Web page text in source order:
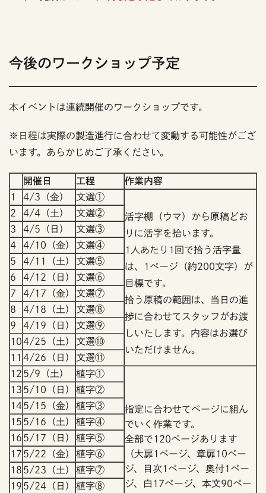
今後のワークショップ予定
本イベントは連続開催のワークショップです。
※日程は実際の製造進行に合わせて変動する可能性がござ
います。あらかじめご了承ください。
開催日 工程
作業内容
1
4/3（金） 文選①
活字棚（ウマ）から原稿どお
りに活字を拾います。
1人あたり1回で拾う活字量
は、1ページ（約200文字）が
目標です。
拾う原稿の範囲は、当日の進
捗に合わせてスタッフがお渡
しいたします。内容はお選び
いただけません。
2 4/4（土）
文選②
3
4/5（日）
文選③
4
4/10（金）
文選④
5
4/11（土）
文選⑤
6
4/12（日）
文選⑥
7
4/17（金）
文選⑦
8
4/18（土）
文選⑧
9
4/19（日）
文選⑨
104/25（土）
文選⑩
11 4/26（日）
文選⑪
12 5/9（土） 植字①
指定に合わせてページに組ん
でいく作業です。
全部で120ページあります
（大扉1ページ、章扉10ペー
ジ、目次1ページ、奥付1ペー
ジ、白17ページ、本文90ペー
13 5/10（日）
植字②
145/15（金）
植字③
15 5/16（土）
植字④
16 5/17（日）
植字⑤
17 5/22（金）
植字⑥
18 5/23（土）
植字⑦
19 5/24（日）
植字⑧